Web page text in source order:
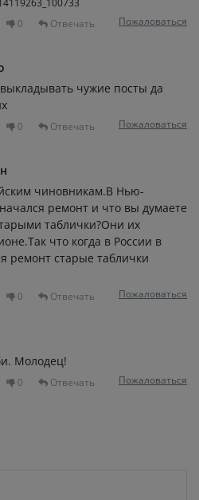
0 Отвечать Пожаловаться
чужие посты да
0 Отвечать Пожаловаться
чиновникам.В Нью-
ремонт и что вы думаете
таблички?Они их
что когда в России в
ремонт старые таблички
0 Отвечать Пожаловаться
Молодец!
0 Отвечать Пожаловаться